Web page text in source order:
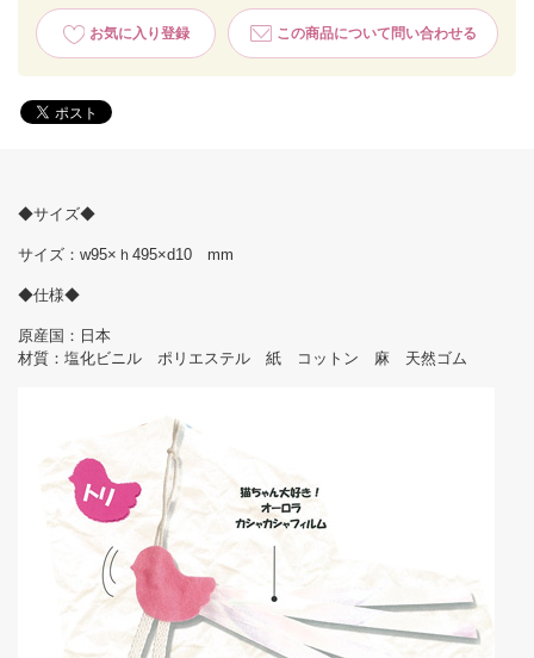
お気に入り登録 この商品について問い合わせる
◆サイズ◆
サイズ：w95×ｈ495×d10 mm
◆仕様◆
原産国：日本
材質：塩化ビニル ポリエステル 紙 コットン 麻 天然ゴム